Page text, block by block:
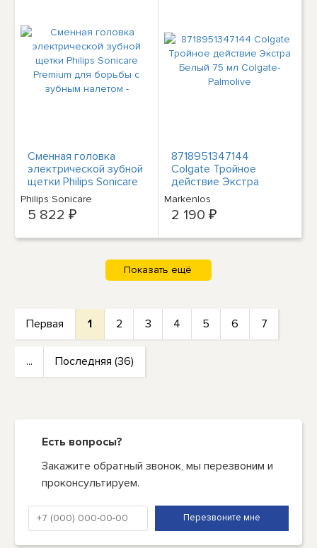
Сменная головка
электрической зубной
щетки Philips Sonicare
Premium для борьбы с
зубным налетом -
Philips Sonicare
5 822 ₽
8718951347144
Colgate Тройное
действие Экстра
Белый 75 мл Colgate-
Palmolive
Markenlos
2 190 ₽
Первая 1 2 3 4 5 6 7
... Последняя (36)
Есть вопросы?
Закажите обратный звонок, мы перезвоним и
проконсультируем.